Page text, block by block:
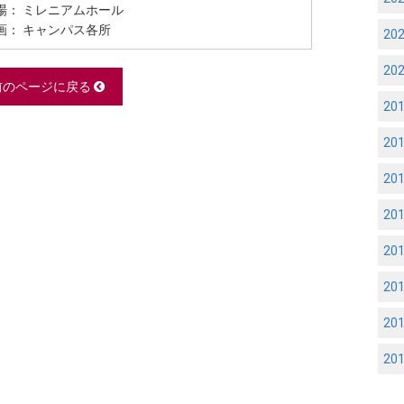
： ミレニアムホール
： キャンパス各所
のページに戻る